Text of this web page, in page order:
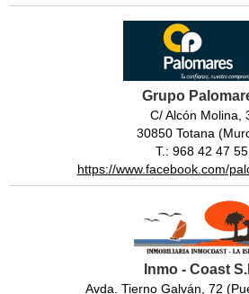
Grupo
C/ Alcón Molina,
30850 Totana
T.: 968 42 47 55
https://www.facebook.com/
Inmo - Coast
Avda. Tierno Galván, 72